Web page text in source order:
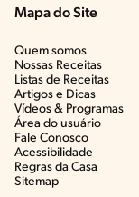
Mapa do Site
Quem somos
Nossas Receitas
Listas de Receitas​
Artigos e Dicas​
Vídeos & Programas​
Área do usuário
Fale Conosco
Acessibilidade
Regras da Casa
Sitemap